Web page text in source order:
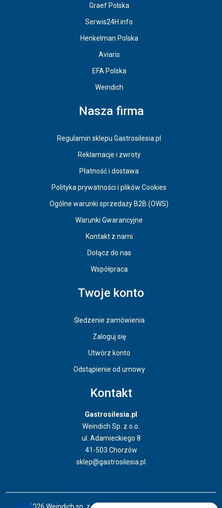
Graef Polska
Serwis24H.info
Henkelman Polska
Aviaris
EFA Polska
Weindich
Nasza firma
Regulamin sklepu Gastrosilesia.pl
Reklamacje i zwroty
Płatność i dostawa
Polityka prywatności i plików Cookies
Ogólne warunki sprzedaży B2B (OWS)
Warunki Gwarancyjne
Kontakt z nami
Dołącz do nas
Współpraca
Twoje konto
Śledzenie zamówienia
Zaloguj się
Utwórz konto
Odstąpienie od umowy
Kontakt
Gastrosilesia.pl
Weindich Sp. z o.o.
ul. Adamieckiego 8
41-503 Chorzów
sklep@gastrosilesia.pl